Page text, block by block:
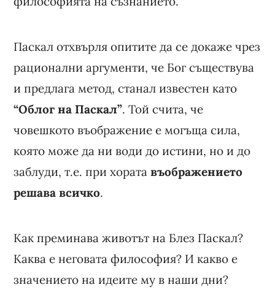
Паскал отхвърля опитите да се докаже чрез
рационални аргументи, че Бог съществува
и предлага метод, станал известен като
“Облог на Паскал”. Той счита, че
човешкото въображение е могъща сила,
която може да ни води до истини, но и до
заблуди, т.е. при хоратавъображението
решава всичко.
Как преминава животът на Блез Паскал?
Каква е неговата философия? И какво е
значението на идеите му в наши дни?